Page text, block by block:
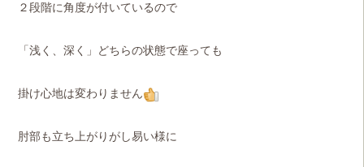
２段階に角度が付いているので
「浅く、深く」どちらの状態で座っても
掛け心地は変わりません
肘部も立ち上がりがし易い様に